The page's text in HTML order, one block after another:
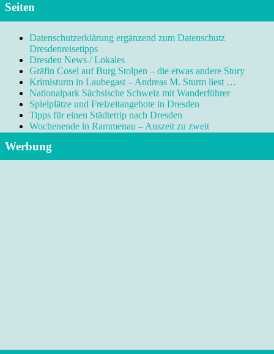
Seiten
Datenschutzerklärung ergänzend zum Datenschutz
Dresdenreisetipps
Dresden News / Lokales
Gräfin Cosel auf Burg Stolpen – die etwas andere Story
Krimisturm in Laubegast – Andreas M. Sturm liest …
Nationalpark Sächsische Schweiz mit Wanderführer
Spielplätze und Freizeitangebote in Dresden
Tipps für einen Städtetrip nach Dresden
Wochenende in Rammenau – Auszeit zu zweit
Werbung